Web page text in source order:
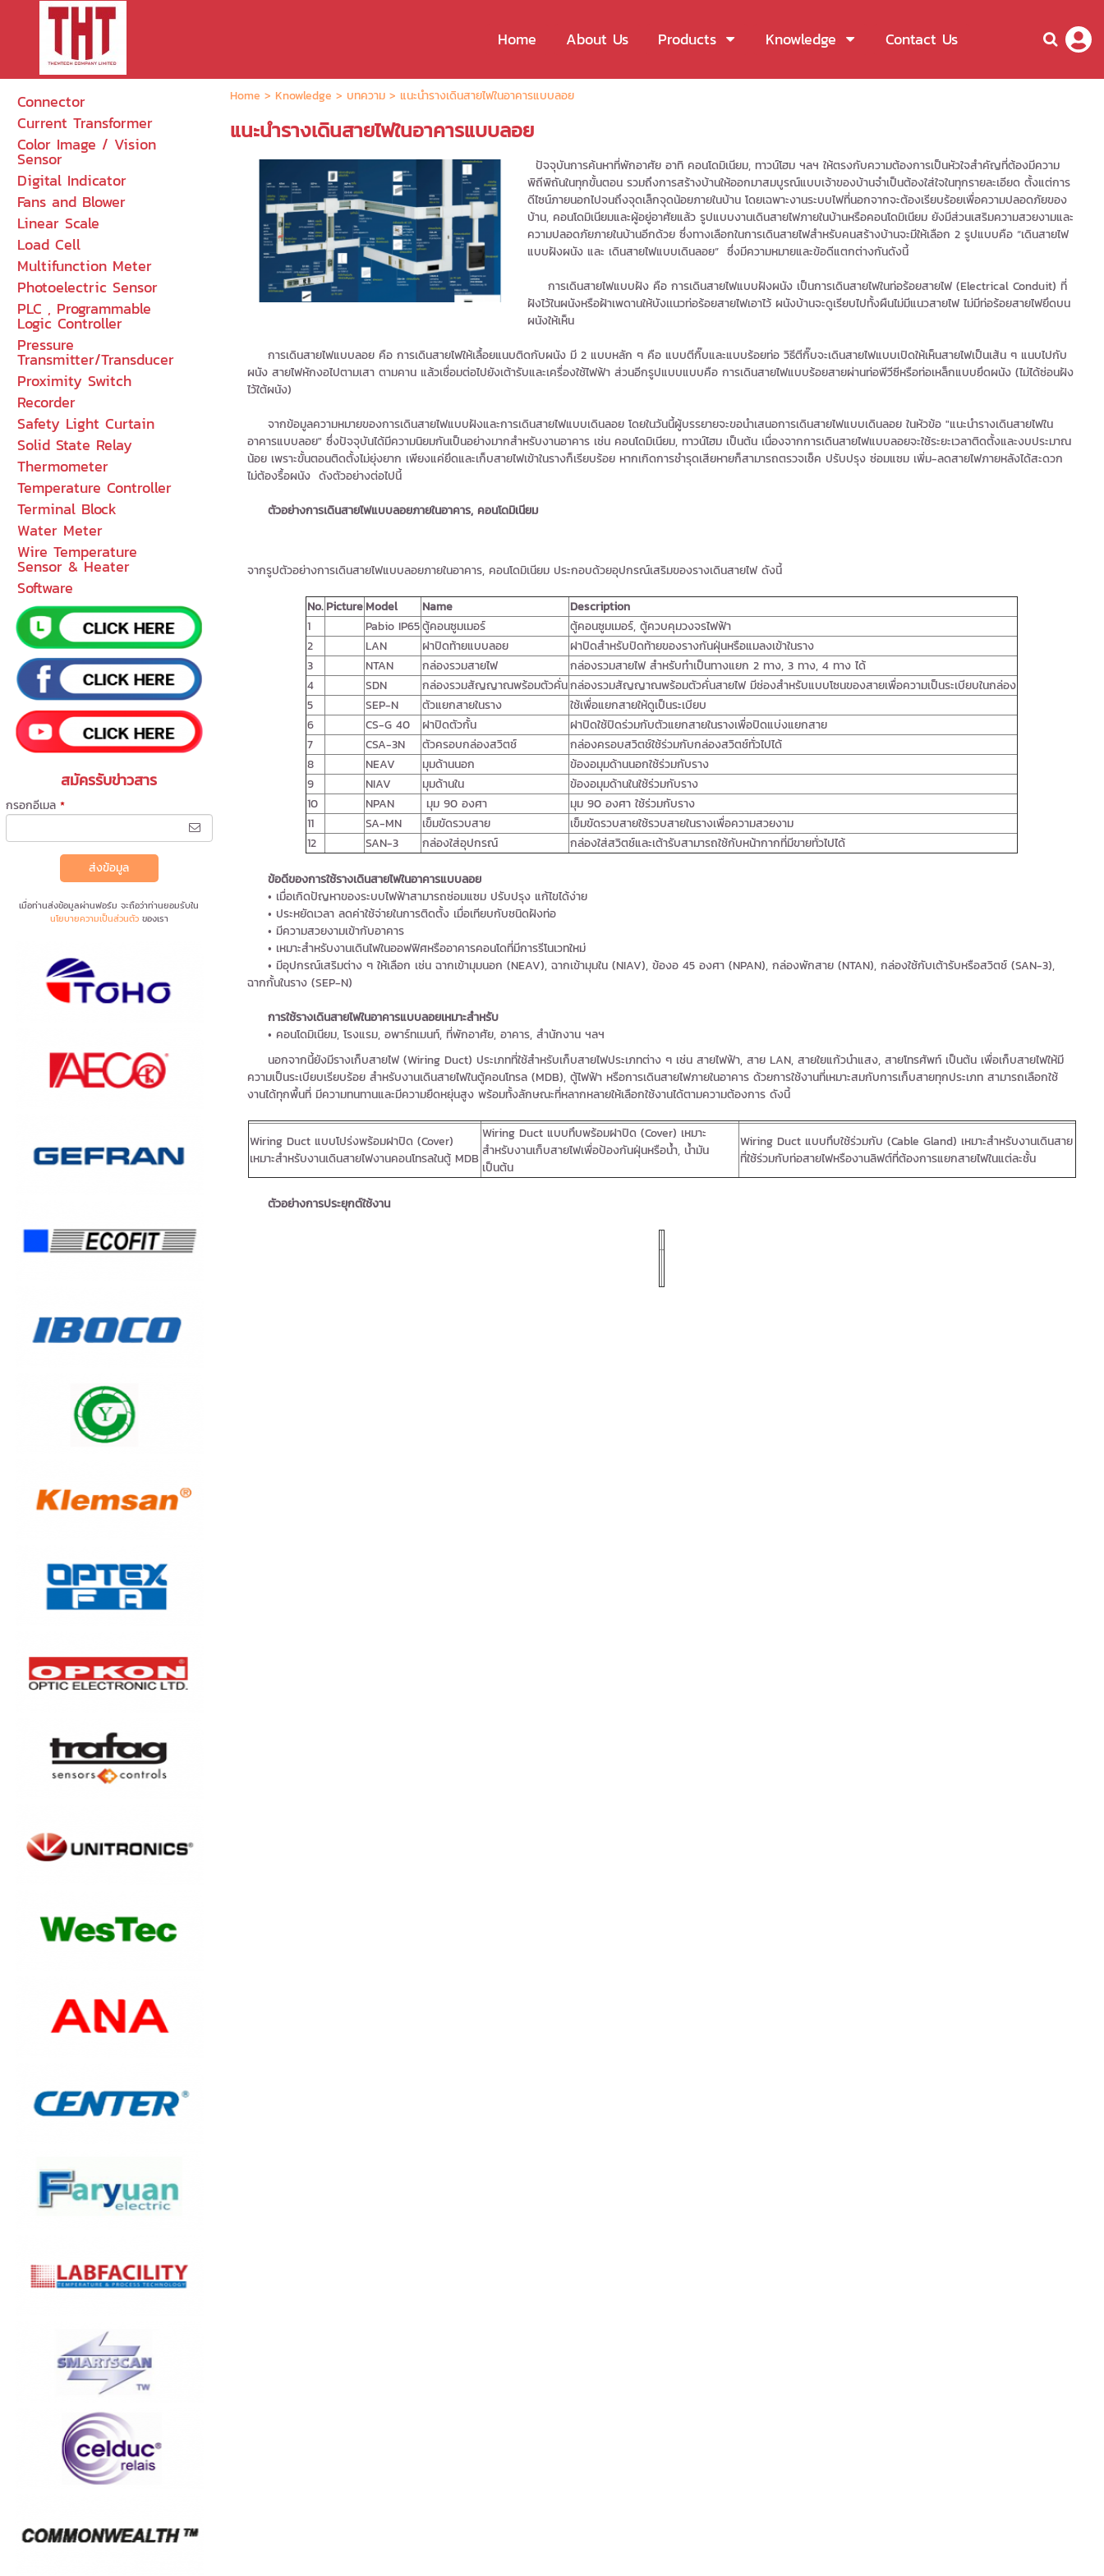
Home About Us Products Knowledge Contact Us
Connector
Current Transformer
Color Image / Vision
Sensor
Digital Indicator
Fans and Blower
Linear Scale
Load Cell
Multifunction Meter
Photoelectric Sensor
PLC , Programmable
Logic Controller
Pressure
Transmitter/Transducer
Proximity Switch
Recorder
Safety Light Curtain
Solid State Relay
Thermometer
Temperature Controller
Terminal Block
Water Meter
Wire Temperature
Sensor & Heater
Software
สมัครรับข่าวสาร
กรอกอีเมล *
ส่งข้อมูล
เมื่อท่านส่งข้อมูลผ่านฟอร์ม จะถือว่าท่านยอมรับใน
นโยบายความเป็นส่วนตัวของเรา
Home > Knowledge > บทความ> แนะนำรางเดินสายไฟในอาคารแบบลอย
แนะนำรางเดินสายไฟในอาคารแบบลอย
ปัจจุบันการค้นหาที่พักอาศัย อาทิ คอนโดมิเนียม, ทาวน์โฮม ฯลฯ ให้ตรงกับความต้องการเป็นหัวใจสำคัญที่ต้องมีความ
พิถีพิถันในทุกขั้นตอน รวมถึงการสร้างบ้านให้ออกมาสมบูรณ์แบบเจ้าของบ้านจำเป็นต้องใส่ใจในทุกรายละเอียด ตั้งแต่การ
ดีไซน์ภายนอกไปจนถึงจุดเล็กจุดน้อยภายในบ้าน โดยเฉพาะงานระบบไฟที่นอกจากจะต้องเรียบร้อยเพื่อความปลอดภัยของ
บ้าน, คอนโดมิเนียมและผู้อยู่อาศัยแล้ว รูปแบบงานเดินสายไฟภายในบ้านหรือคอนโดมิเนียม ยังมีส่วนเสริมความสวยงามและ
ความปลอดภัยภายในบ้านอีกด้วย ซึ่งทางเลือกในการเดินสายไฟสำหรับคนสร้างบ้านจะมีให้เลือก 2 รูปแบบคือ “เดินสายไฟ
แบบฝังผนัง และ เดินสายไฟแบบเดินลอย” ซึ่งมีความหมายและข้อดีแตกต่างกันดังนี้
การเดินสายไฟแบบฝัง คือ การเดินสายไฟแบบฝังผนัง เป็นการเดินสายไฟในท่อร้อยสายไฟ (Electrical Conduit) ที่
ฝังไว้ในผนังหรือฝ้าเพดานให้บังเเนวท่อร้อยสายไฟเอาไว้ ผนังบ้านจะดูเรียบไปทั้งผืนไม่มีแนวสายไฟ ไม่มีท่อร้อยสายไฟยึดบน
ผนังให้เห็น
การเดินสายไฟแบบลอย คือ การเดินสายไฟให้เลื้อยแนบติดกับผนัง มี 2 แบบหลัก ๆ คือ แบบตีกิ๊บและแบบร้อยท่อ วิธีตีกิ๊บจะเดินสายไฟแบบเปิดให้เห็นสายไฟเป็นเส้น ๆ แนบไปกับ
ผนัง สายไฟหักงอไปตามเสา ตามคาน แล้วเชื่อมต่อไปยังเต้ารับและเครื่องใช้ไฟฟ้า ส่วนอีกรูปแบบแบบคือ การเดินสายไฟแบบร้อยสายผ่านท่อพีวีซีหรือท่อเหล็กแบบยึดผนัง (ไม่ได้ซ่อนฝัง
ไว้ใต้ผนัง)
จากข้อมูลความหมายของการเดินสายไฟแบบฝังและการเดินสายไฟแบบเดินลอย โดยในวันนี้ผู้บรรยายจะขอนำเสนอการเดินสายไฟแบบเดินลอย ในหัวข้อ "แนะนำรางเดินสายไฟใน
อาคารแบบลอย" ซึ่งปัจจุบันได้มีความนิยมกันเป็นอย่างมากสำหรับงานอาคาร เช่น คอนโดมิเนียม, ทาวน์โฮม เป็นต้น เนื่องจากการเดินสายไฟแบบลอยจะใช้ระยะเวลาติดตั้งและงบประมาณ
น้อย เพราะขั้นตอนติดตั้งไม่ยุ่งยาก เพียงแค่ยึดและเก็บสายไฟเข้าในรางก็เรียบร้อย หากเกิดการชำรุดเสียหายก็สามารถตรวจเช็ค ปรับปรุง ซ่อมแซม เพิ่ม-ลดสายไฟภายหลังได้สะดวก
ไม่ต้องรื้อผนัง ดังตัวอย่างต่อไปนี้
ตัวอย่างการเดินสายไฟแบบลอยภายในอาคาร, คอนโดมิเนียม
จากรูปตัวอย่างการเดินสายไฟแบบลอยภายในอาคาร, คอนโดมิเนียม ประกอบด้วยอุปกรณ์เสริมของรางเดินสายไฟ ดังนี้
No.PictureModel Name
Description
1
Pabio IP65ตู้คอนซูมเมอร์
ตู้คอนซูมเมอร์, ตู้ควบคุมวงจรไฟฟ้า
2
LAN ฝาปิดท้ายแบบลอย
ฝาปิดสำหรับปิดท้ายของรางกันฝุ่นหรือแมลงเข้าในราง
3
NTAN กล่องรวมสายไฟ
กล่องรวมสายไฟ สำหรับทำเป็นทางแยก 2 ทาง, 3 ทาง, 4 ทาง ได้
4
SDN กล่องรวมสัญญาณพร้อมตัวคั่นกล่องรวมสัญญาณพร้อมตัวคั่นสายไฟ มีช่องสำหรับแบบโซนของสายเพื่อความเป็นระเบียบในกล่อง
5
SEP-N ตัวแยกสายในราง
ใช้เพื่อแยกสายให้ดูเป็นระเบียบ
6
CS-G 40 ฝาปิดตัวกั้น
ฝาปิดใช้ปิดร่วมกับตัวแยกสายในรางเพื่อปิดแบ่งแยกสาย
7
CSA-3N ตัวครอบกล่องสวิตช์
กล่องครอบสวิตช์ใช้ร่วมกับกล่องสวิตช์ทั่วไปได้
8
NEAV มุมด้านนอก
ข้องอมุมด้านนอกใช้ร่วมกับราง
9
NIAV มุมด้านใน
ข้องอมุมด้านในใช้ร่วมกับราง
10
NPAN มุม 90 องศา
มุม 90 องศา ใช้ร่วมกับราง
11
SA-MN เข็มขัดรวบสาย
เข็มขัดรวบสายใช้รวบสายในรางเพื่อความสวยงาม
12
SAN-3 กล่องใส่อุปกรณ์ กล่องใส่สวิตช์และเต้ารับสามารถใช้กับหน้ากากที่มีขายทั่วไปได้
ข้อดีของการใช้รางเดินสายไฟในอาคารแบบลอย
• เมื่อเกิดปัญหาของระบบไฟฟ้าสามารถซ่อมแซม ปรับปรุง แก้ไขได้ง่าย
• ประหยัดเวลา ลดค่าใช้จ่ายในการติดตั้ง เมื่อเทียบกับชนิดฝังท่อ
• มีความสวยงามเข้ากับอาคาร
• เหมาะสำหรับงานเดินไฟในออฟฟิศหรืออาคารคอนโดที่มีการรีโนเวทใหม่
• มีอุปกรณ์เสริมต่าง ๆ ให้เลือก เช่น ฉากเข้ามุมนอก (NEAV), ฉากเข้ามุมใน (NIAV), ข้องอ 45 องศา (NPAN), กล่องพักสาย (NTAN), กล่องใช้กับเต้ารับหรือสวิตช์ (SAN-3),
ฉากกั้นในราง (SEP-N)
การใช้รางเดินสายไฟในอาคารแบบลอยเหมาะสำหรับ
• คอนโดมิเนียม, โรงแรม, อพาร์ทเมนท์, ที่พักอาศัย, อาคาร, สำนักงาน ฯลฯ
นอกจากนี้ยังมีรางเก็บสายไฟ (Wiring Duct) ประเภทที่ใช้สำหรับเก็บสายไฟประเภทต่าง ๆ เช่น สายไฟฟ้า, สาย LAN, สายใยแก้วนำแสง, สายโทรศัพท์ เป็นต้น เพื่อเก็บสายไฟให้มี
ความเป็นระเบียบเรียบร้อย สำหรับงานเดินสายไฟในตู้คอนโทรล (MDB), ตู้ไฟฟ้า หรือการเดินสายไฟภายในอาคาร ด้วยการใช้งานที่เหมาะสมกับการเก็บสายทุกประเภท สามารถเลือกใช้
งานได้ทุกพื้นที่ มีความทนทานและมีความยืดหยุ่นสูง พร้อมทั้งลักษณะที่หลากหลายให้เลือกใช้งานได้ตามความต้องการ ดังนี้
Wiring Duct แบบโปร่งพร้อมฝาปิด (Cover)
เหมาะสำหรับงานเดินสายไฟงานคอนโทรลในตู้ MDB
Wiring Duct แบบทึบพร้อมฝาปิด (Cover) เหมาะ
สำหรับงานเก็บสายไฟเพื่อป้องกันฝุ่นหรือน้ำ, น้ำมัน
เป็นต้น
Wiring Duct แบบทึบใช้ร่วมกับ (Cable Gland) เหมาะสำหรับงานเดินสาย
ที่ใช้ร่วมกับท่อสายไฟหรืองานลิฟต์ที่ต้องการแยกสายไฟในแต่ละชั้น
ตัวอย่างการประยุกต์ใช้งาน